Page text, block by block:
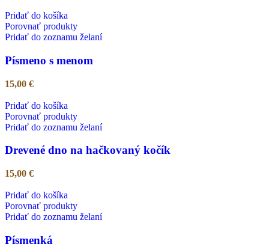
Pridať do košíka
Porovnať produkty
Pridať do zoznamu želaní
Písmeno s menom
15,00 €
Pridať do košíka
Porovnať produkty
Pridať do zoznamu želaní
Drevené dno na hačkovaný kočík
15,00 €
Pridať do košíka
Porovnať produkty
Pridať do zoznamu želaní
Písmenká